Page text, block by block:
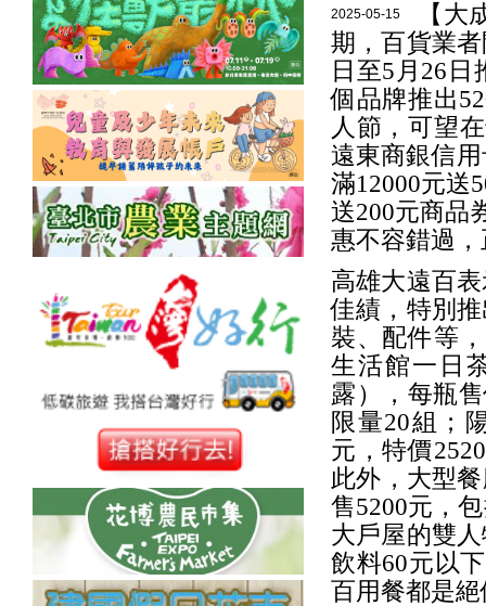
2025-05-15
【
期，百貨業
日至5月26
個品牌推出
人節，可望
遠東商銀信
滿12000元送
送200元商品
惠不容錯過
高雄大遠百
佳績，特別
裝、配件等
生活館一日
露），每瓶
限量20組；
元，特價
此外，大型
售5200元，
大戶屋的雙
飲料60元以
百用餐都是